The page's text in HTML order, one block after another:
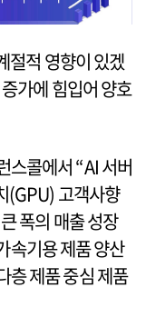
절적 영향이 있겠
가에 힘입어 양호
스콜에서 “AI 서버
(GPU) 고객사향
폭의 매출 성장
속기용 제품 양산
층 제품 중심 제품